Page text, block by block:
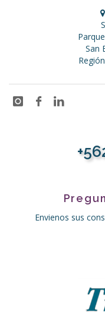
San
Envienos sus